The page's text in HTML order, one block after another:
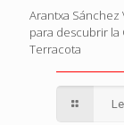
Arantxa Sánchez
para descubrir la
Terracota